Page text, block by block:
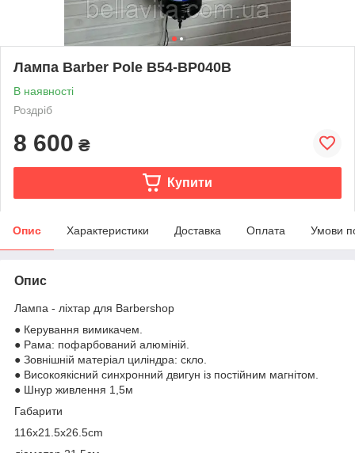
Лампа Barber Pole B54-BP040В
В наявності
Роздріб
8 600 ₴
Купити
Опис Характеристики Доставка Оплата Умови
Опис
Лампа - ліхтар для Barbershop
● Керування вимикачем.
● Рама: пофарбований алюміній.
● Зовнішній матеріал циліндра: скло.
● Високоякісний синхронний двигун із постійним магнітом.
● Шнур живлення 1,5м
Габарити
116x21.5x26.5cm